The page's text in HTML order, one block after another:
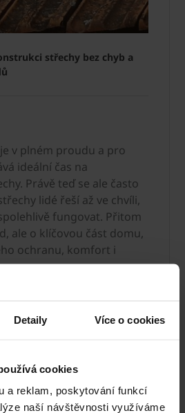
Detaily Více o cookies
cookies
a reklam, poskytování funkcí
naší návštěvnosti využíváme
střechy bez chyb a
v plném proudu a pro
ideální čas na
Právě teď se ale často
lidé řeší až ve chvíli,
fungovat. Přitom
ale o klíčovou část domu,
ochranu, komfort i
více